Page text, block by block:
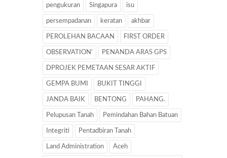
pengukuran Singapura isu
persempadanan keratan akhbar
PEROLEHAN BACAAN FIRST ORDER
OBSERVATION’ PENANDA ARAS GPS
DPROJEK PEMETAAN SESAR AKTIF
GEMPA BUMI BUKIT TINGGI
JANDA BAIK BENTONG PAHANG.
Pelupusan Tanah Pemindahan Bahan Batuan
Integriti Pentadbiran Tanah
Land Administration Aceh